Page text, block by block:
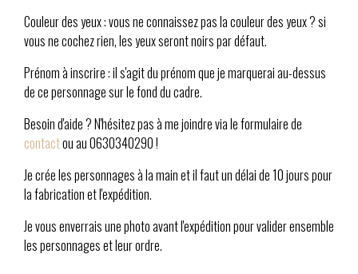
Couleur des yeux : vous ne connaissez pas la couleur des yeux ? si
vous ne cochez rien, les yeux seront noirs par défaut.
Prénom à inscrire : il s'agit du prénom que je marquerai au-dessus
de ce personnage sur le fond du cadre.
Besoin d'aide ? N'hésitez pas à me joindre via le formulaire de
contactou au 0630340290 !
Je crée les personnages à la main et il faut un délai de 10 jours pour
la fabrication et l'expédition.
Je vous enverrais une photo avant l'expédition pour valider ensemble
les personnages et leur ordre.